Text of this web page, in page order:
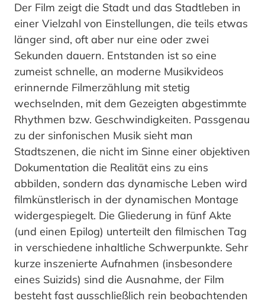
Der Film zeigt die Stadt und das Stadtleben in
einer Vielzahl von Einstellungen, die teils etwas
länger sind, oft aber nur eine oder zwei
Sekunden dauern. Entstanden ist so eine
zumeist schnelle, an moderne Musikvideos
erinnernde Filmerzählung mit stetig
wechselnden, mit dem Gezeigten abgestimmte
Rhythmen bzw. Geschwindigkeiten. Passgenau
zu der sinfonischen Musik sieht man
Stadtszenen, die nicht im Sinne einer objektiven
Dokumentation die Realität eins zu eins
abbilden, sondern das dynamische Leben wird
filmkünstlerisch in der dynamischen Montage
widergespiegelt. Die Gliederung in fünf Akte
(und einen Epilog) unterteilt den filmischen Tag
in verschiedene inhaltliche Schwerpunkte. Sehr
kurze inszenierte Aufnahmen (insbesondere
eines Suizids) sind die Ausnahme, der Film
besteht fast ausschließlich rein beobachtenden